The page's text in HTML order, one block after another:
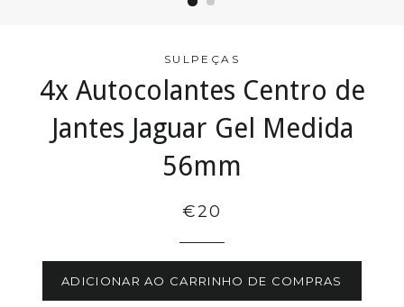
SULPEÇAS
4x Autocolantes Centro de
Jantes Jaguar Gel Medida
56mm
€20
ADICIONAR AO CARRINHO DE COMPRAS